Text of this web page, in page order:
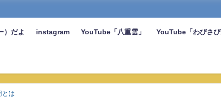
）だよ instagram YouTube「八重雲」 YouTube「わびさ
とは